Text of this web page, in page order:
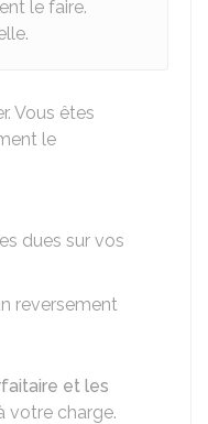
le faire.
Vous êtes
le
dues sur vos
reversement
et les
votre charge.